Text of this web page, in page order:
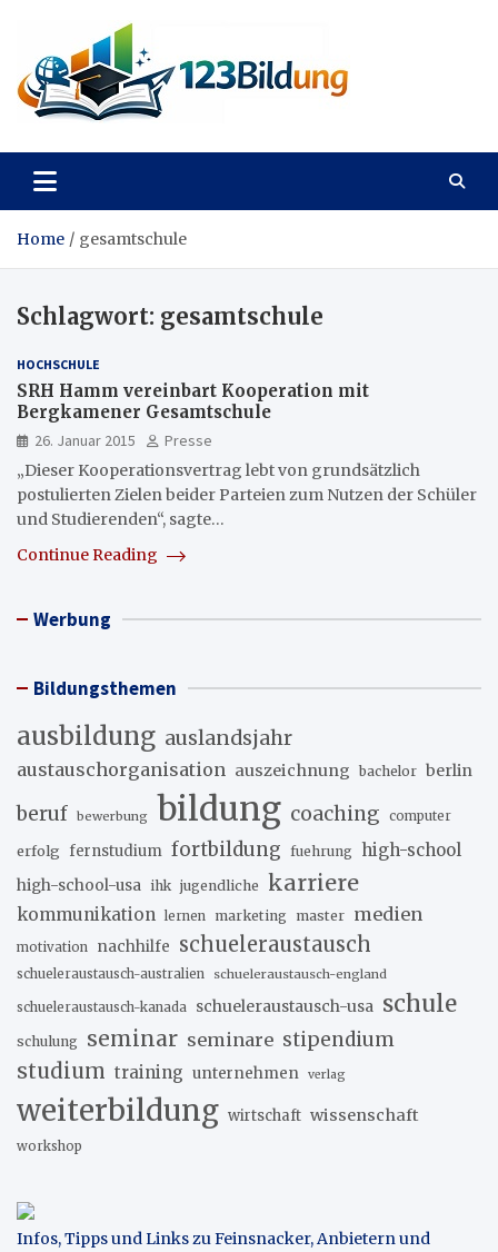
content
123Bildung
Home gesamtschule
Schlagwort: gesamtschule
HOCHSCHULE
SRH Hamm vereinbart Kooperation mit
Bergkamener Gesamtschule
26. Januar 2015
Presse
„Dieser Kooperationsvertrag lebt von grundsätzlich
postulierten Zielen beider Parteien zum Nutzen der Schüler
und Studierenden“, sagte…
Continue Reading
Werbung
Bildungsthemen
ausbildung auslandsjahr
austauschorganisation auszeichnung bachelor berlin
beruf bewerbung bildung coaching computer
erfolg fernstudium fortbildung fuehrung high-school
high-school-usa ihk jugendliche karriere
kommunikation lernen marketing master medien
motivation nachhilfe schueleraustausch
schueleraustausch-australien schueleraustausch-england
schueleraustausch-kanada schueleraustausch-usa schule
schulung seminar seminare stipendium
studium training unternehmen verlag
weiterbildung wirtschaft wissenschaft
workshop
Infos, Tipps und Links zu Feinsnacker, Anbietern und